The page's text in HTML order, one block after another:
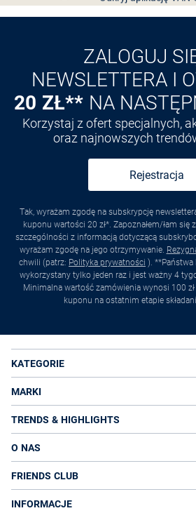
ZALOGUJ
NEWSLETTERA I
20 ZŁ** NA
Korzystaj z ofert specjalnych,
oraz najnowszych
Rejestracja
Tak, wyrażam zgodę na subskrypcję
kuponu wartości 20 zł*. Zapoznałem/łam się
szczególności z informacją dotyczącą
wyrażam zgodę na jego otrzymywanie.
chwili (patrz: Polityka prywatności ).
wykorzystany tylko jeden raz i jest ważny 4
Minimalna wartość zamówienia wynosi 100
kuponu na ostatnim etapie
KATEGORIE
MARKI
TRENDS & HIGHLIGHTS
O NAS
FRIENDS CLUB
INFORMACJE